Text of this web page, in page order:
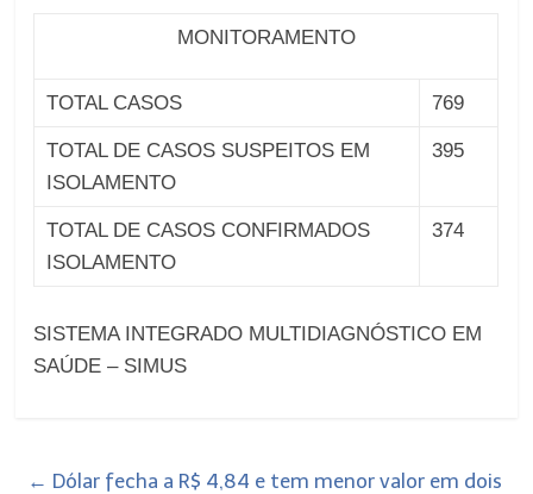
MONITORAMENTO
TOTAL CASOS 769
TOTAL DE CASOS SUSPEITOS EM
ISOLAMENTO
395
TOTAL DE CASOS CONFIRMADOS
ISOLAMENTO
374
SISTEMA INTEGRADO MULTIDIAGNÓSTICO EM
SAÚDE – SIMUS
← Dólar fecha a R$ 4,84 e tem menor valor em dois